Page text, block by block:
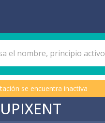
se encuentra inactiva